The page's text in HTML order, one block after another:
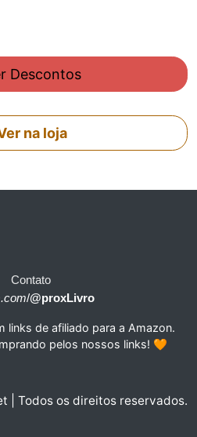
Descontos
na loja
Contato
/@proxLivro
links de afiliado para a Amazon.
pelos nossos links! 🧡
| Todos os direitos reservados.